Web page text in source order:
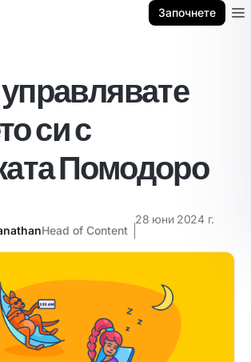
Започнете
си с
Помодоро
Head of Content
28 юни 2024 г.